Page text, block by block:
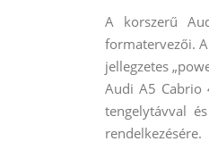
A korszerű
formatervezői.
jellegzetes
Audi A5 Cabrio
tengelytávval
rendelkezésére.